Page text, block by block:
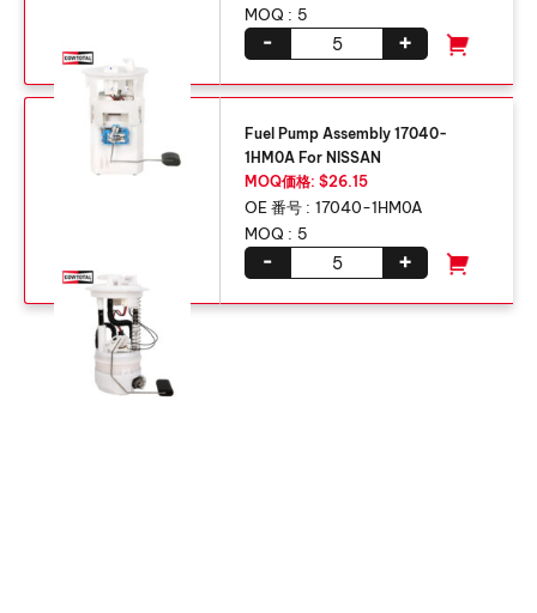
MOQ : 5
+
-
Fuel Pump Assembly 17040-
1HM0A For NISSAN
MOQ価格: $26.15
OE 番号 : 17040-1HM0A
MOQ : 5
+
-